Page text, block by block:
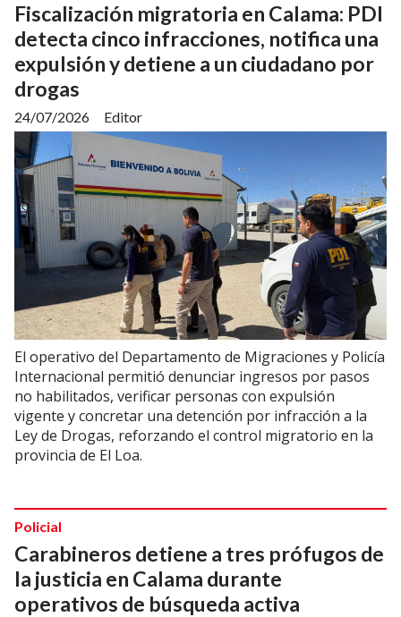
Fiscalización migratoria en Calama: PDI
detecta cinco infracciones, notifica una
expulsión y detiene a un ciudadano por
drogas
Editor
24/07/2026
El operativo del Departamento de Migraciones y Policía
Internacional permitió denunciar ingresos por pasos
no habilitados, verificar personas con expulsión
vigente y concretar una detención por infracción a la
Ley de Drogas, reforzando el control migratorio en la
provincia de El Loa.
Carabineros detiene a tres prófugos de
la justicia en Calama durante
operativos de búsqueda activa
Policial